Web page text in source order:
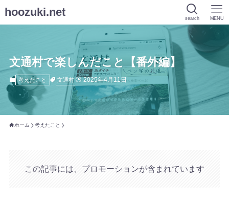
hoozuki.net search MENU
文通村で楽しんだこと【番外編】
考えたこと 文通村 2025年4月11日
ホーム 考えたこと
この記事には、プロモーションが含まれています